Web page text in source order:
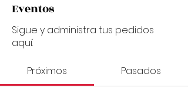
Eventos
Sigue y administra tus pedidos
aquí.
Próximos Pasados